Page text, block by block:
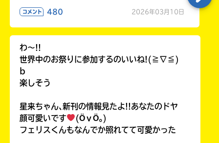
コメント 480 2026年03月10日
わ〜!!
世界中のお祭りに参加するのいいね!(≧∇≦)
b
楽しそう
星来ちゃん､新刊の情報見たよ!!あなたのドヤ
顔可愛いです
(ӦｖӦ｡)
フェリスくんもなんでか照れてて可愛かった